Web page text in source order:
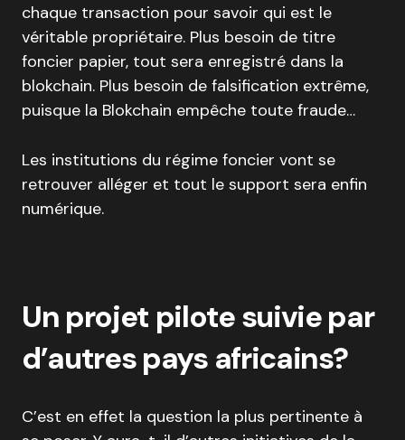
chaque transaction pour savoir qui est le
véritable propriétaire. Plus besoin de titre
foncier papier, tout sera enregistré dans la
blokchain. Plus besoin de falsification extrême,
puisque la Blokchain empêche toute fraude…
Les institutions du régime foncier vont se
retrouver alléger et tout le support sera enfin
numérique.
Un projet pilote suivie par
d’autres pays africains?
C’est en effet la question la plus pertinente à